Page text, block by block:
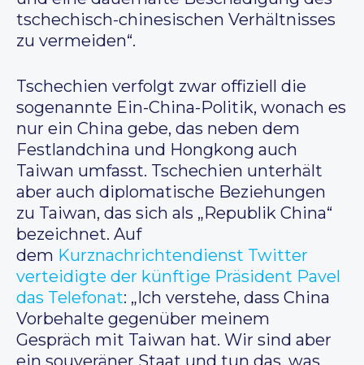
tschechisch-chinesischen Verhältnisses
zu vermeiden“.
Tschechien verfolgt zwar offiziell die
sogenannte Ein-China-Politik, wonach es
nur ein China gebe, das neben dem
Festlandchina und Hongkong auch
Taiwan umfasst. Tschechien unterhält
aber auch diplomatische Beziehungen
zu Taiwan, das sich als „Republik China“
bezeichnet. Auf
dem Kurznachrichtendienst Twitter
verteidigte der künftige Präsident Pavel
das Telefonat: „Ich verstehe, dass China
Vorbehalte gegenüber meinem
Gespräch mit Taiwan hat. Wir sind aber